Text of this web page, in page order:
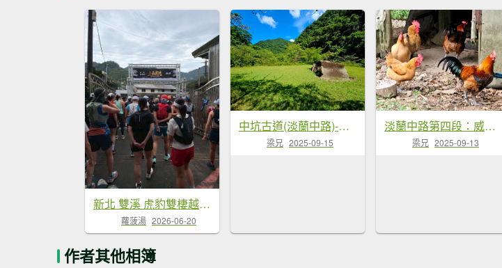
新北 雙溪 虎豹雙棲越野17K-PART3
蘿菠湯 2026-06-20
中坑古道(淡蘭中路)-新北市雙溪區
梁兄 2025-09-15
淡蘭中路第四段：威惠廟至灣潭古道登山口(崩山坑線)
梁兄 2025-09-13
作者其他相簿